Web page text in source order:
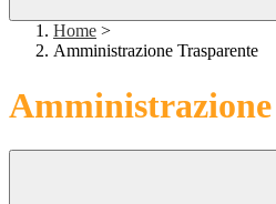
Home >
Amministrazione Trasparente